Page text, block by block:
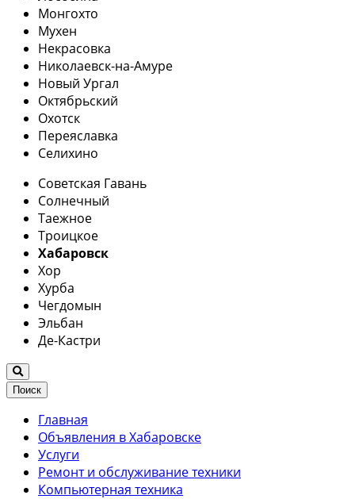
Монгохто
Мухен
Некрасовка
Николаевск-на-Амуре
Новый Ургал
Октябрьский
Охотск
Переяславка
Селихино
Советская Гавань
Солнечный
Таежное
Троицкое
Хабаровск
Хор
Хурба
Чегдомын
Эльбан
Де-Кастри
Поиск
Главная
Объявления в Хабаровске
Услуги
Ремонт и обслуживание техники
Компьютерная техника